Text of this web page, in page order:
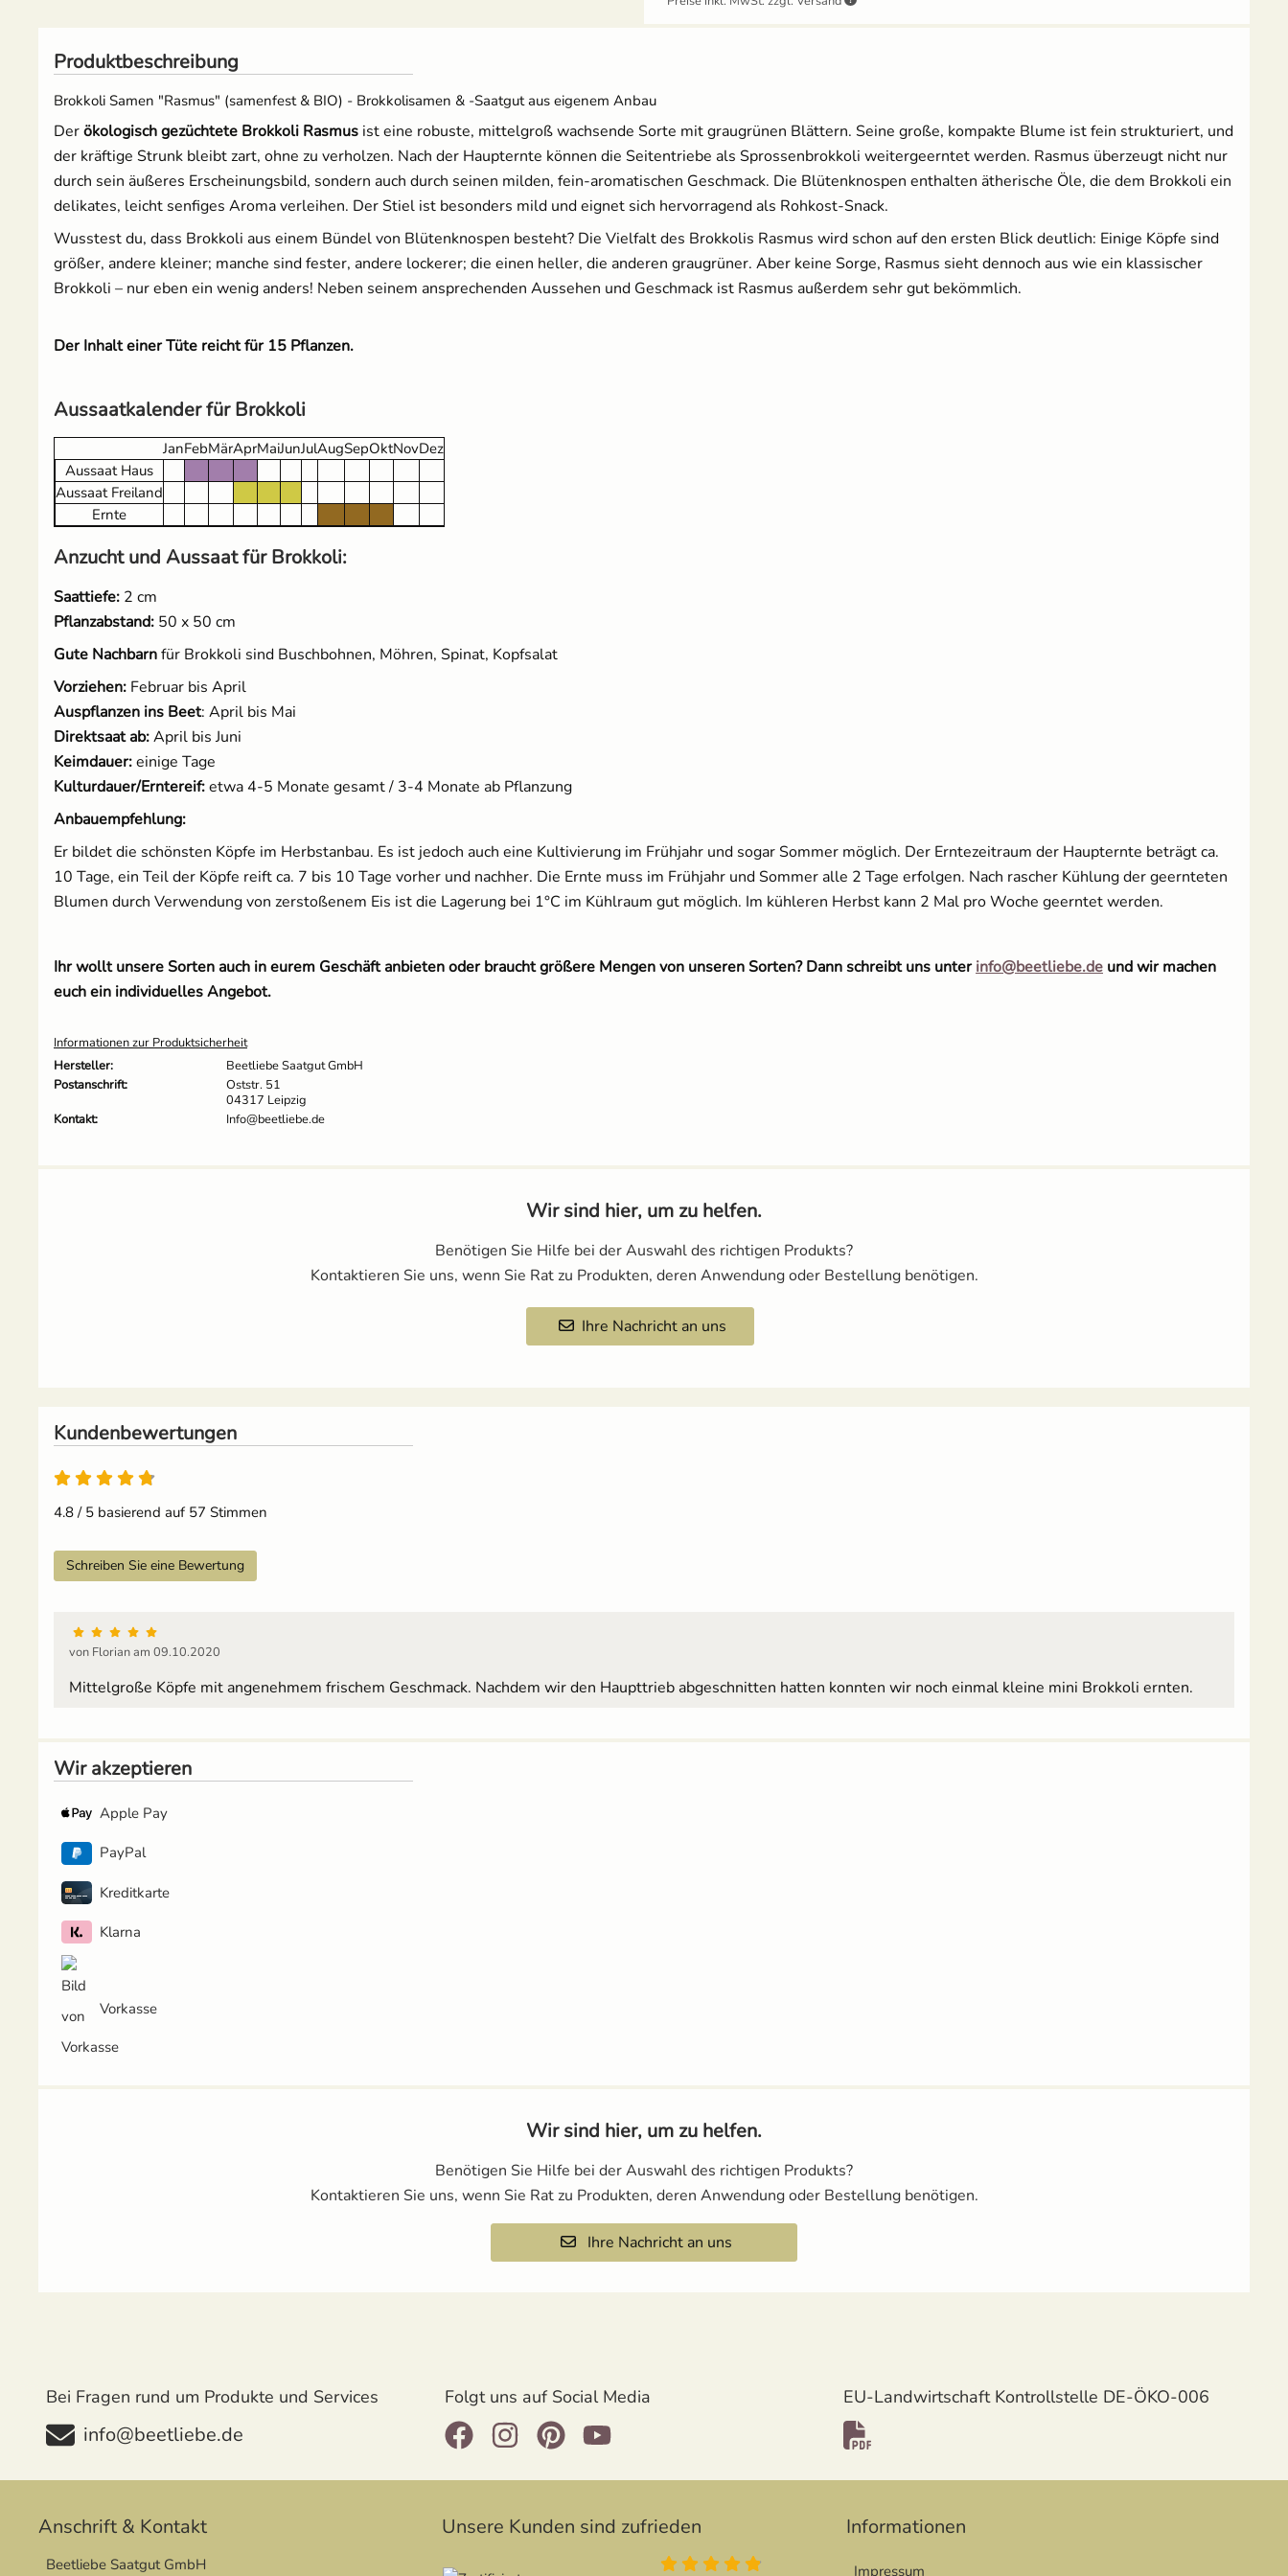
10,49 €
UVP14,95 €
Anzuchtschalen Set
[Kunststoff] & Pikierstab
aus Holz
Anzuchtschalen Set &
Erdtopfpresse
[Kunststoff]
Produktbeschreibung
Brokkoli Samen "Rasmus" (samenfest & BIO) - Brokkolisamen & -Saatgut aus eigenem Anbau
Derökologisch gezüchtete Brokkoli Rasmus ist eine robuste, mittelgroß wachsende Sorte mit graugrünen Blättern. Seine große, kompakte Blume ist fein strukturiert, und
der kräftige Strunk bleibt zart, ohne zu verholzen. Nach der Haupternte können die Seitentriebe als Sprossenbrokkoli weitergeerntet werden. Rasmus überzeugt nicht nur
durch sein äußeres Erscheinungsbild, sondern auch durch seinen milden, fein-aromatischen Geschmack. Die Blütenknospen enthalten ätherische Öle, die dem Brokkoli ein
delikates, leicht senfiges Aroma verleihen. Der Stiel ist besonders mild und eignet sich hervorragend als Rohkost-Snack.
Wusstest du, dass Brokkoli aus einem Bündel von Blütenknospen besteht? Die Vielfalt des Brokkolis Rasmus wird schon auf den ersten Blick deutlich: Einige Köpfe sind
größer, andere kleiner; manche sind fester, andere lockerer; die einen heller, die anderen graugrüner. Aber keine Sorge, Rasmus sieht dennoch aus wie ein klassischer
Brokkoli – nur eben ein wenig anders! Neben seinem ansprechenden Aussehen und Geschmack ist Rasmus außerdem sehr gut bekömmlich.
Der Inhalt einer Tüte reicht für 15 Pflanzen.
Aussaatkalender für Brokkoli
JanFebMärAprMaiJunJulAugSepOktNovDez
Aussaat Haus
Aussaat Freiland
Ernte
Anzucht und Aussaat für Brokkoli:
Saattiefe: 2 cm
Pflanzabstand: 50 x 50 cm
Gute Nachbarnfür Brokkoli sind Buschbohnen, Möhren, Spinat, Kopfsalat
Vorziehen: Februar bis April
Auspflanzen ins Beet: April bis Mai
Direktsaat ab:April bis Juni
Keimdauer:einige Tage
Kulturdauer/Erntereif:etwa 4-5 Monate gesamt / 3-4 Monate ab Pflanzung
Anbauempfehlung:
Er bildet die schönsten Köpfe im Herbstanbau. Es ist jedoch auch eine Kultivierung im Frühjahr und sogar Sommer möglich. Der Erntezeitraum der Haupternte beträgt ca.
10 Tage, ein Teil der Köpfe reift ca. 7 bis 10 Tage vorher und nachher. Die Ernte muss im Frühjahr und Sommer alle 2 Tage erfolgen. Nach rascher Kühlung der geernteten
Blumen durch Verwendung von zerstoßenem Eis ist die Lagerung bei 1°C im Kühlraum gut möglich. Im kühleren Herbst kann 2 Mal pro Woche geerntet werden.
Ihr wollt unsere Sorten auch in eurem Geschäft anbieten oder braucht größere Mengen von unseren Sorten? Dann schreibt uns unterinfo@beetliebe.de und wir machen
euch ein individuelles Angebot.
Informationen zur Produktsicherheit
Hersteller:
Beetliebe Saatgut GmbH
Postanschrift:
Oststr. 51
04317 Leipzig
Kontakt:
Info@beetliebe.de
Wir sind hier, um zu helfen.
Benötigen Sie Hilfe bei der Auswahl des richtigen Produkts?
Kontaktieren Sie uns, wenn Sie Rat zu Produkten, deren Anwendung oder Bestellung benötigen.
Ihre Nachricht an uns
Kundenbewertungen
4.8 von 5
4.8 / 5 basierend auf 57 Stimmen
Schreiben Sie eine Bewertung
von Florian am 09.10.2020
Mittelgroße Köpfe mit angenehmem frischem Geschmack. Nachdem wir den Haupttrieb abgeschnitten hatten konnten wir noch einmal kleine mini Brokkoli ernten.
Wir akzeptieren
Apple Pay
PayPal
Kreditkarte
Klarna
Vorkasse
Wir sind hier, um zu helfen.
Benötigen Sie Hilfe bei der Auswahl des richtigen Produkts?
Kontaktieren Sie uns, wenn Sie Rat zu Produkten, deren Anwendung oder Bestellung benötigen.
Ihre Nachricht an uns
Bei Fragen rund um Produkte und Services
info@beetliebe.de
Folgt uns auf Social Media EU-Landwirtschaft Kontrollstelle DE-ÖKO-006
Anschrift & Kontakt
Beetliebe Saatgut GmbH
Unsere Kunden sind zufrieden Informationen
Impressum
Möhren
Paprika
Pastinake
Porree/ Lauch
Spinat
Zucchini
Zuckerschoten
Tomaten für Tomatenhaus
Tomatensamen Set